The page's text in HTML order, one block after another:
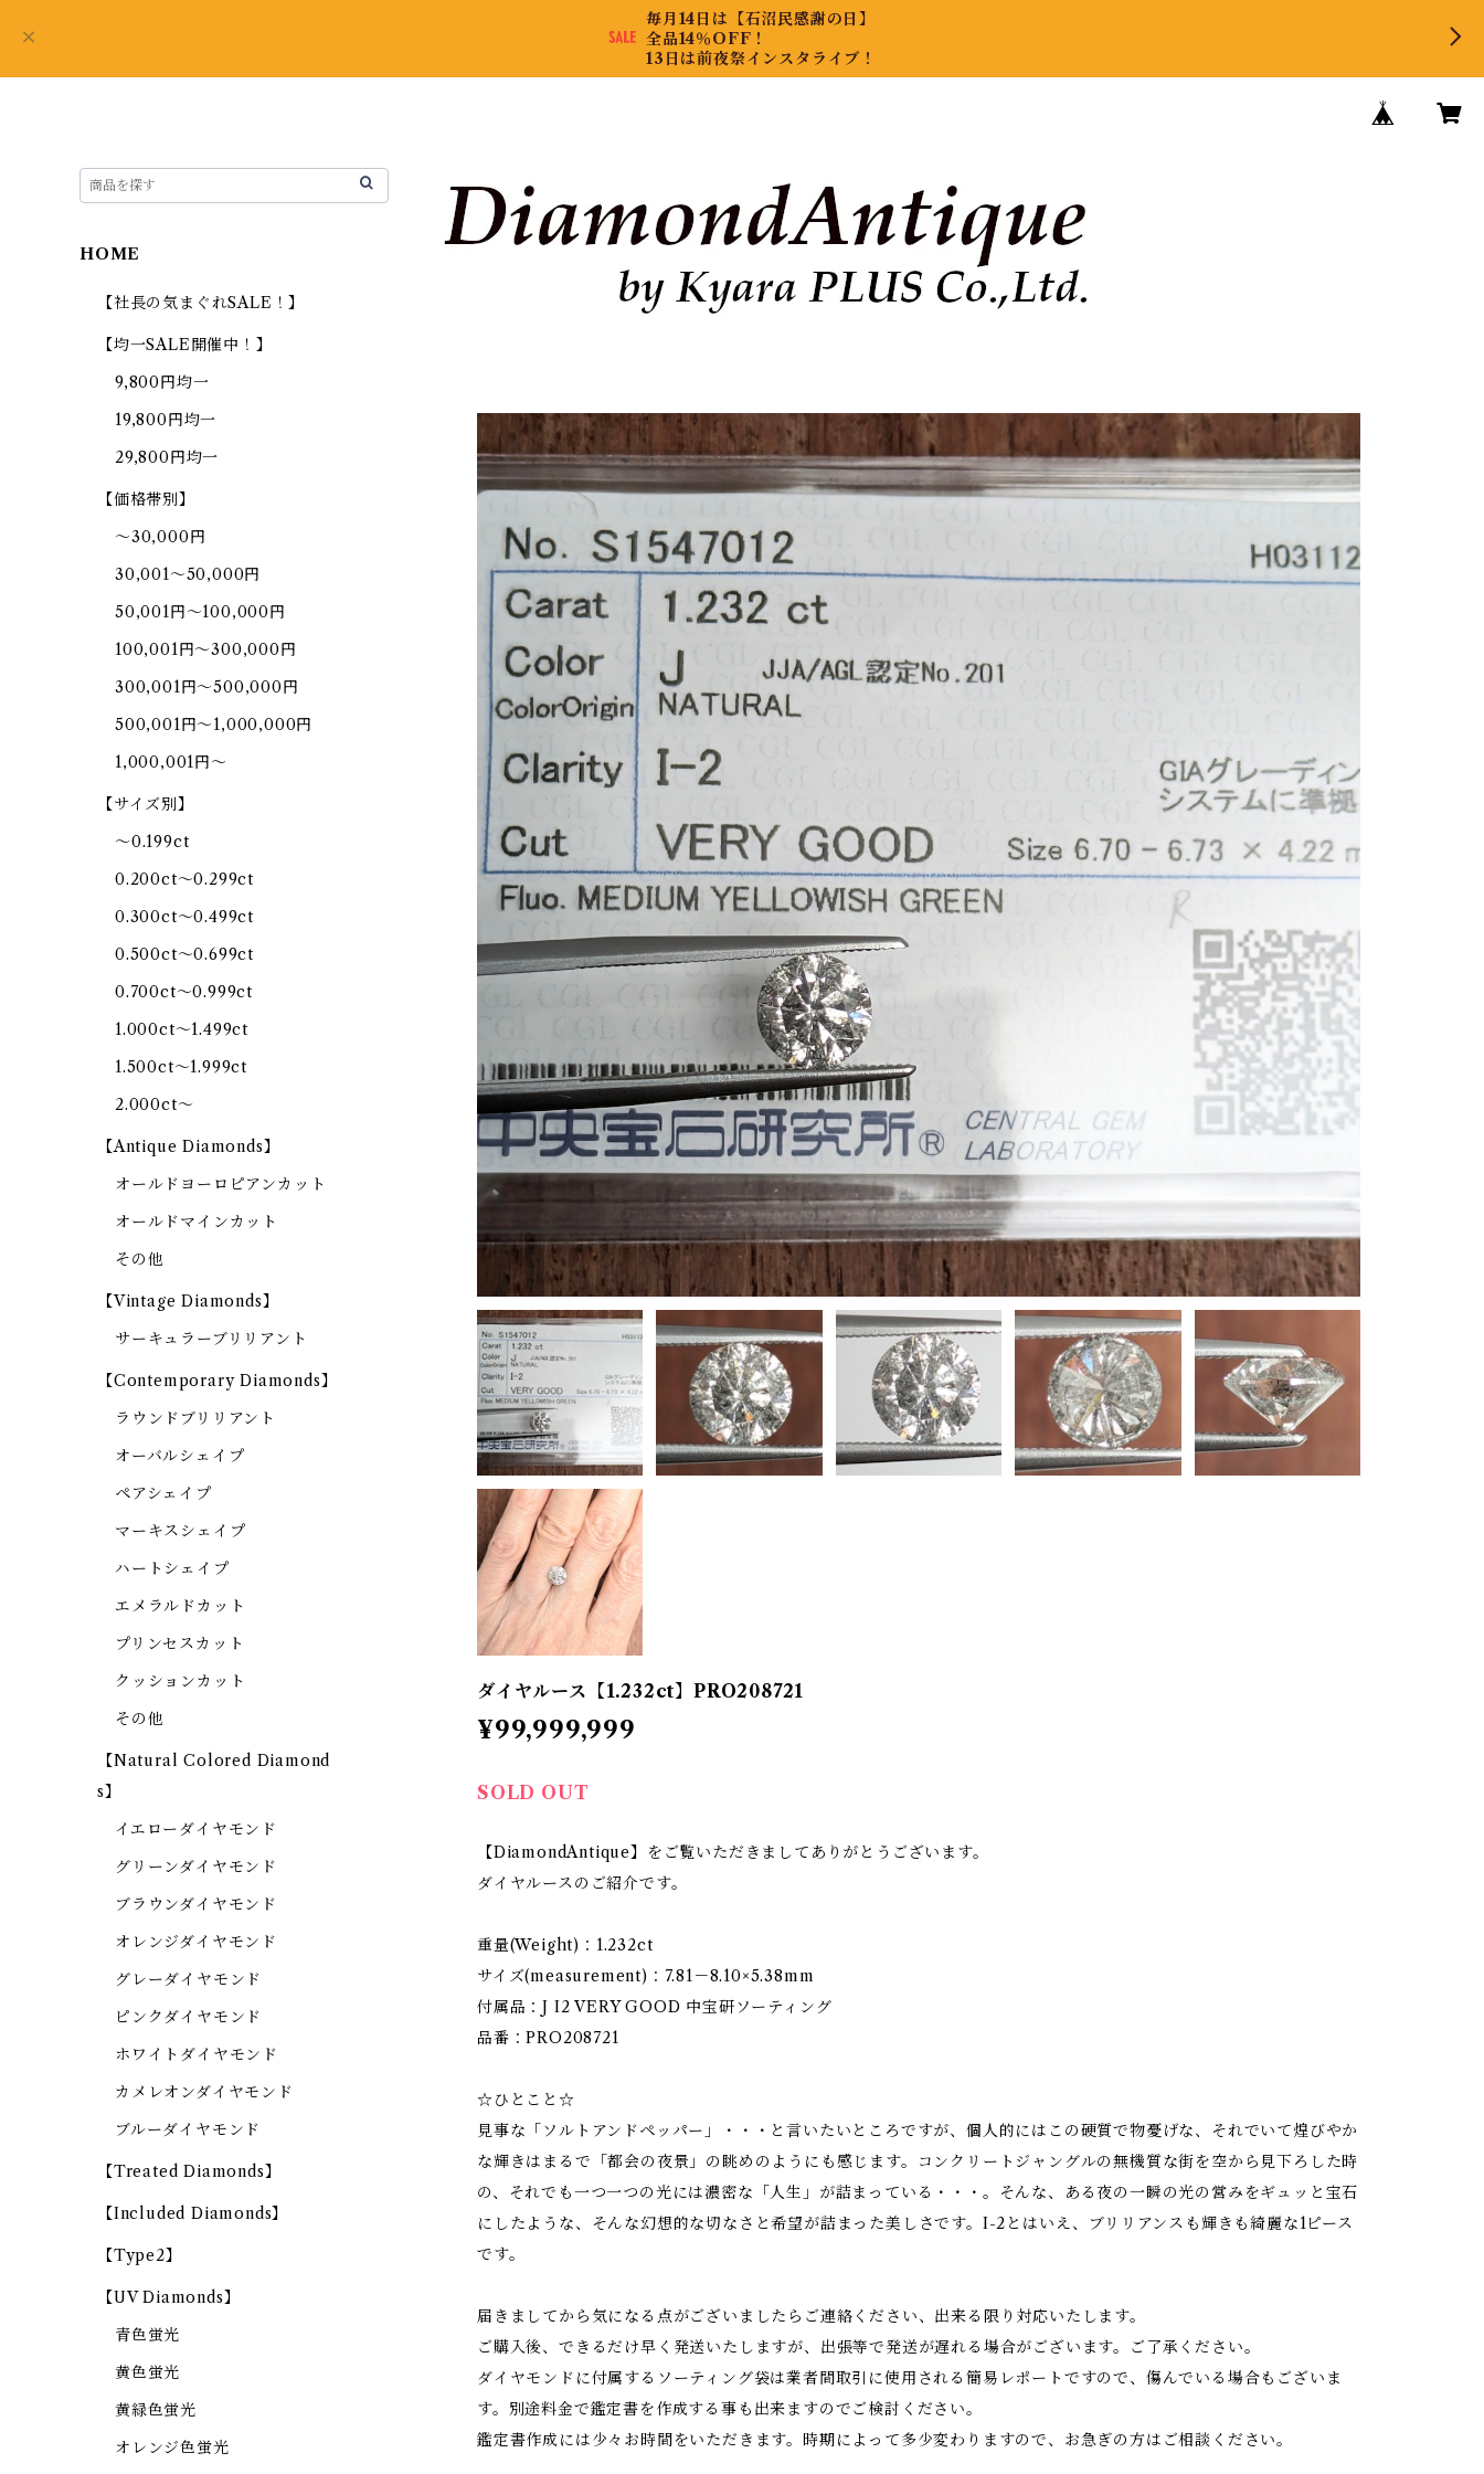
毎月14日は【石沼民感謝の日】
全品14％OFF！
13日は前夜祭インスタライブ！
ダイヤルース【1.232ct】PRO208721
¥99,999,999
SOLD OUT
【DiamondAntique】をご覧いただきましてありがとうございます。
ダイヤルースのご紹介です。
重量(Weight)：1.232ct
サイズ(measurement)：7.81－8.10×5.38mm
付属品：J I2 VERY GOOD 中宝研ソーティング
品番：PRO208721
☆ひとこと☆
見事な「ソルトアンドペッパー」・・・と言いたいところですが、個人的にはこの硬質で物憂げな、それでいて煌びやか
な輝きはまるで「都会の夜景」の眺めのようにも感じます。コンクリートジャングルの無機質な街を空から見下ろした時
の、それでも一つ一つの光には濃密な「人生」が詰まっている・・・。そんな、ある夜の一瞬の光の営みをギュッと宝石
にしたような、そんな幻想的な切なさと希望が詰まった美しさです。I-2とはいえ、ブリリアンスも輝きも綺麗な1ピース
です。
届きましてから気になる点がございましたらご連絡ください、出来る限り対応いたします。
ご購入後、できるだけ早く発送いたしますが、出張等で発送が遅れる場合がございます。ご了承ください。
ダイヤモンドに付属するソーティング袋は業者間取引に使用される簡易レポートですので、傷んでいる場合もございま
す。別途料金で鑑定書を作成する事も出来ますのでご検討ください。
鑑定書作成には少々お時間をいただきます。時期によって多少変わりますので、お急ぎの方はご相談ください。
HOME
【社長の気まぐれSALE！】
【均一SALE開催中！】
9,800円均一
19,800円均一
29,800円均一
【価格帯別】
～30,000円
30,001～50,000円
50,001円～100,000円
100,001円～300,000円
300,001円～500,000円
500,001円～1,000,000円
1,000,001円～
【サイズ別】
～0.199ct
0.200ct～0.299ct
0.300ct～0.499ct
0.500ct～0.699ct
0.700ct～0.999ct
1.000ct～1.499ct
1.500ct～1.999ct
2.000ct～
【Antique Diamonds】
オールドヨーロピアンカット
オールドマインカット
その他
【Vintage Diamonds】
サーキュラーブリリアント
【Contemporary Diamonds】
ラウンドブリリアント
オーバルシェイプ
ペアシェイプ
マーキスシェイプ
ハートシェイプ
エメラルドカット
プリンセスカット
クッションカット
その他
【Natural Colored Diamond
s】
イエローダイヤモンド
グリーンダイヤモンド
ブラウンダイヤモンド
オレンジダイヤモンド
グレーダイヤモンド
ピンクダイヤモンド
ホワイトダイヤモンド
カメレオンダイヤモンド
ブルーダイヤモンド
【Treated Diamonds】
【Included Diamonds】
【Type2】
【UV Diamonds】
青色蛍光
黄色蛍光
黄緑色蛍光
オレンジ色蛍光